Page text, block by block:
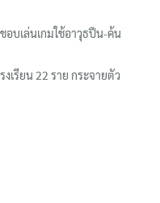
อบเล่นเกมใช้อาวุธปืน-ค้น
เรียน 22 ราย กระจายตัว